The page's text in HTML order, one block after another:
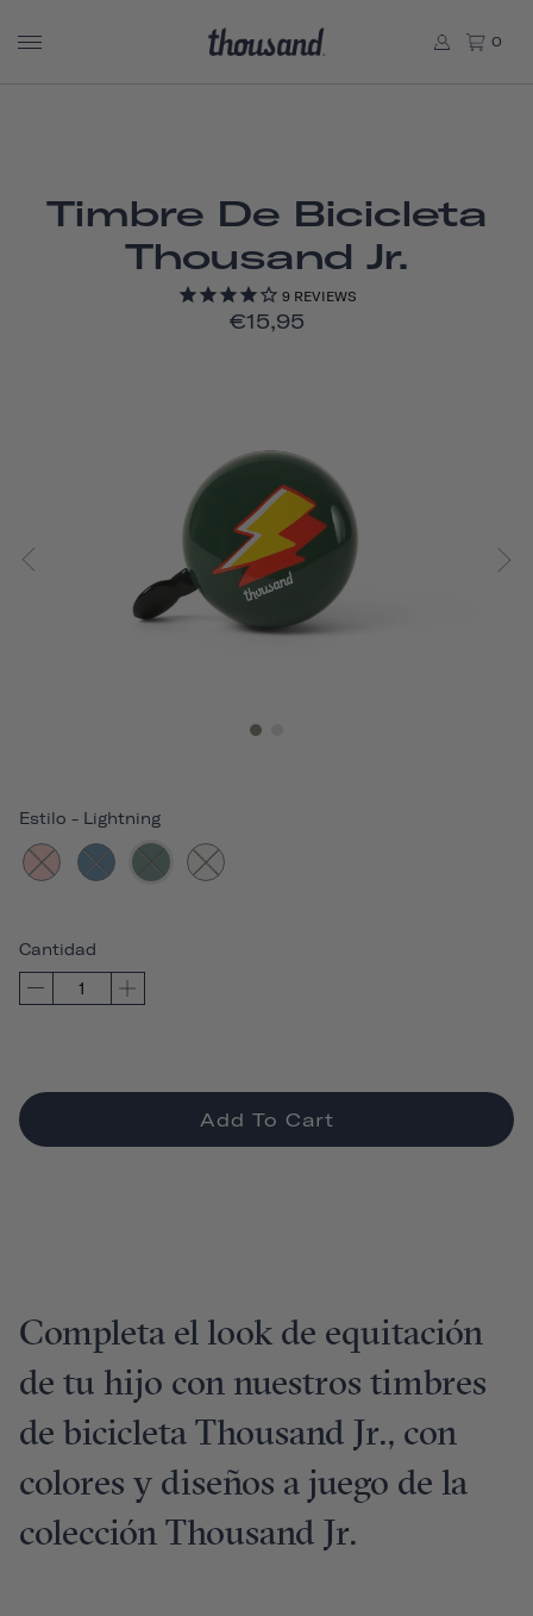
0
Timbre De Bicicleta
Thousand Jr.
9 REVIEWS
€15,95
Estilo - Lightning
Cantidad
Add To Cart
Completa el look de equitación
de tu hijo con nuestros timbres
de bicicleta Thousand Jr., con
colores y diseños a juego de la
colección Thousand Jr.